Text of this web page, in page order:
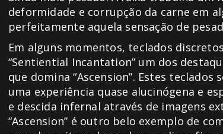
deformidade e corrupção da carne em
perfeitamente aquela sensação de
Em alguns momentos, teclados
“Sentiential Incantation” um dos
que domina “Ascension”. Estes
uma experiência quase alucinógena e
e descida infernal através de imagens
“Ascension” é outro belo exemplo de